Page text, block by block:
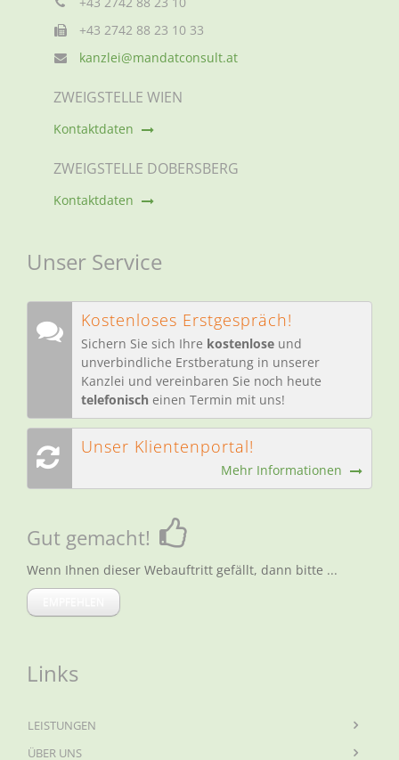
+43 2742 88 23 10 33
kanzlei@mandatconsult.at
ZWEIGSTELLE WIEN
Kontaktdaten
ZWEIGSTELLE DOBERSBERG
Kontaktdaten
Unser Service
Kostenloses Erstgespräch!
Sichern Sie sich Ihre kostenlose und
unverbindliche Erstberatung in unserer
Kanzlei und vereinbaren Sie noch heute
telefonisch einen Termin mit uns!
Unser Klientenportal!
Mehr Informationen
Gut gemacht!
Wenn Ihnen dieser Webauftritt gefällt, dann bitte ...
Links
LEISTUNGEN
ÜBER UNS